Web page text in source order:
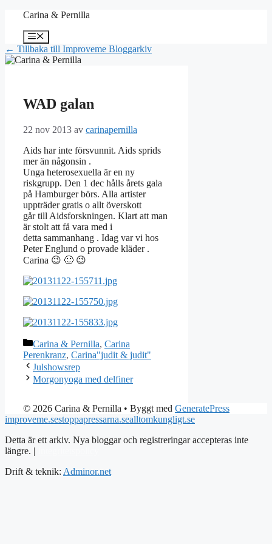
Hoppa
innehåll
Carina & Pernilla
Meny
← Tillbaka till Improveme Bloggarkiv
WAD galan
22 nov 2013 av carinapernilla
Aids har inte försvunnit. Aids sprids
mer än någonsin .
Unga heterosexuella är en ny
riskgrupp. Den 1 dec hålls årets gala
på Hamburger börs. Alla artister
uppträder gratis o allt överskott
går till Aidsforskningen. Klart att man
är stolt att få vara med i
detta sammanhang . Idag var vi hos
Peter Englund o provade kläder .
Carina 😉 🙂 😉
Kategorier
Carina & Pernilla, Carina
Perenkranz, Carina"judit & judit"
Julshowsrep
Morgonyoga med delfiner
© 2026 Carina & Pernilla • Byggt med GeneratePress
improveme.sestoppapressarna.sealltomkungligt.se
Detta är ett arkiv. Nya bloggar och registreringar accepteras inte
längre. |
Drift & teknik: Adminor.net